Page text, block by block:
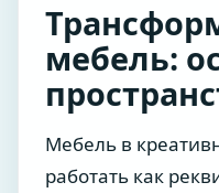
мебель:
Мебель в
работать как